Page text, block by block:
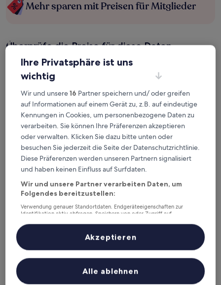
Mehr sparen mit Preisen für Mitglieder
Überprüfe die Preise für diese Daten
Heute
6. Aug. - 7. Aug.
7. Aug. - 8. Aug.
Dieses Wochenende
7. Aug. - 9. Aug.
Nächstes Wochenende
14. Aug. - 16. Aug.
Top 5 Hotels in der Nähe von
Gaoju-Kabinett auf einen Blick
Taohuayuan Liu Contract Chun Inn — 2-Sterne-Hotel in 2 km von
Gaoju-Kabinett entfernt.
Yujingyuan Hotel— 2-Sterne-Hotel in 11,5 km von Gaoju-
Kabinett entfernt.
Taoyuan Supreme Hotel— 2-Sterne-Hotel in 13 km von Gaoju-
Kabinett entfernt.
Deine Ausgangsbasis nahe
Gaoju-Kabinett
Ihre Privatsphäre ist uns
wichtig
Wir und unsere16 Partner speichern und/ oder greifen
auf Informationen auf einem Gerät zu, z.B. auf eindeutige
Kennungen in Cookies, um personenbezogene Daten zu
verarbeiten. Sie können Ihre Präferenzen akzeptieren
oder verwalten. Klicken Sie dazu bitte unten oder
besuchen Sie jederzeit die Seite der Datenschutzrichtlinie.
Diese Präferenzen werden unseren Partnern signalisiert
und haben keinen Einfluss auf Surfdaten.
Wir und unsere Partner verarbeiten Daten, um
Folgendes bereitzustellen:
Verwendung genauer Standortdaten. Endgeräteeigenschaften zur
Identifikation aktiv abfragen. Speichern von oder Zugriff auf
Inhalte, Messung von Werbeleistung und der Performance von Inhalten,
Zielgruppenforschung sowie Entwicklung und Verbesserung von
Liste der Partner (Lieferanten)
Alle ablehnen
Akzeptieren